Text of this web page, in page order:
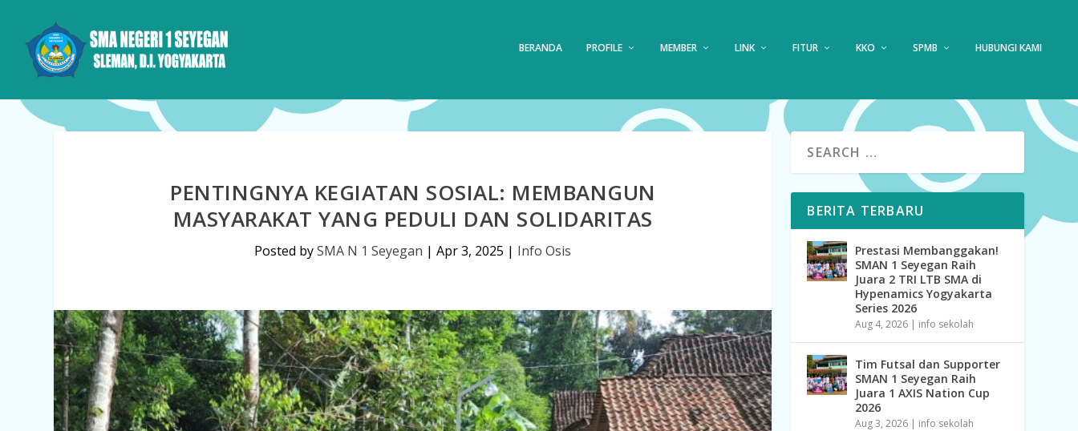
BERANDA PROFILE MEMBER LINK FITUR KKO SPMB HUBUNGI KAMI
PENTINGNYA KEGIATAN SOSIAL: MEMBANGUN
MASYARAKAT YANG PEDULI DAN SOLIDARITAS
Posted bySMA N 1 Seyegan |Apr 3, 2025 | Info Osis
BERITA TERBARU
Prestasi Membanggakan!
SMAN 1 Seyegan Raih
Juara 2 TRI LTB SMA di
Hypenamics Yogyakarta
Series 2026
Aug 4, 2026 | info sekolah
Tim Futsal dan Supporter
SMAN 1 Seyegan Raih
Juara 1 AXIS Nation Cup
2026
Aug 3, 2026 | info sekolah